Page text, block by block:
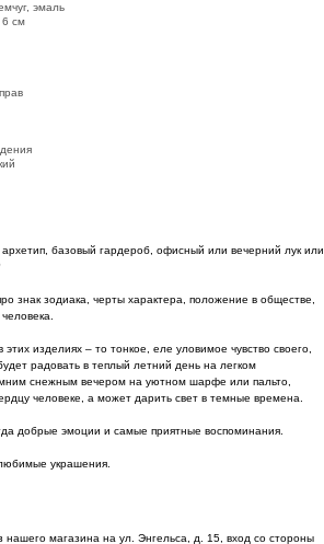
эмаль
6 см
базовый гардероб, офисный или вечерний лук или
знак зодиака, черты характера, положение в обществе,
изделиях – то тонкое, еле уловимое чувство своего,
радовать в теплый летний день на легком
снежным вечером на уютном шарфе или пальто,
человеке, а может дарить свет в темные времена.
добрые эмоции и самые приятные воспоминания.
украшения.
нашего магазина на ул. Энгельса, д. 15, вход со стороны